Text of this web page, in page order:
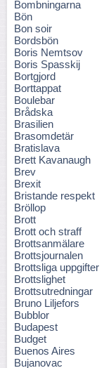
Bombningarna
Bön
Bon soir
Bordsbön
Boris Nemtsov
Boris Spasskij
Bortgjord
Borttappat
Boulebar
Brådska
Brasilien
Brasomdetär
Bratislava
Brett Kavanaugh
Brev
Brexit
Bristande respekt
Bröllop
Brott
Brott och straff
Brottsanmälare
Brottsjournalen
Brottsliga uppgifter
Brottslighet
Brottsutredningar
Bruno Liljefors
Bubblor
Budapest
Budget
Buenos Aires
Bujanovac